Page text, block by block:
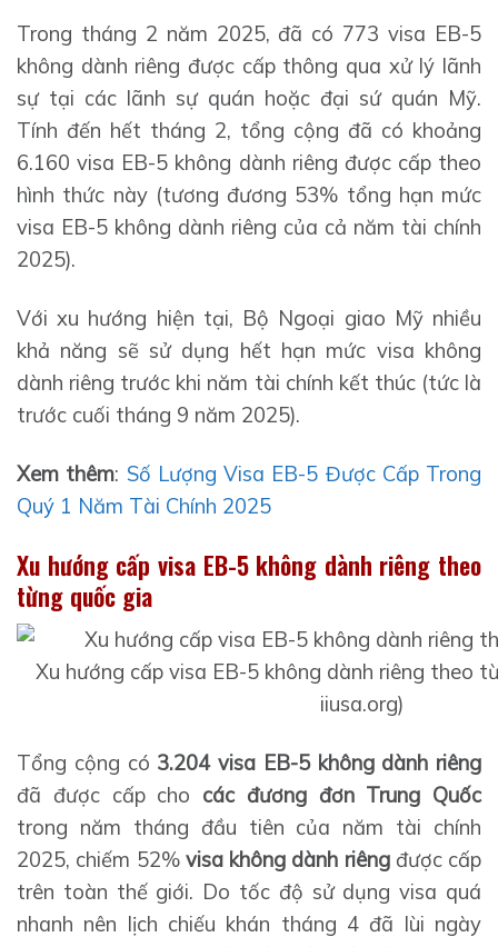
Trong tháng 2 năm 2025, đã có 773 visa EB-5
không dành riêng được cấp thông qua xử lý lãnh
sự tại các lãnh sự quán hoặc đại sứ quán Mỹ.
Tính đến hết tháng 2, tổng cộng đã có khoảng
6.160 visa EB-5 không dành riêng được cấp theo
hình thức này (tương đương 53% tổng hạn mức
visa EB-5 không dành riêng của cả năm tài chính
2025).
Với xu hướng hiện tại, Bộ Ngoại giao Mỹ nhiều
khả năng sẽ sử dụng hết hạn mức visa không
dành riêng trước khi năm tài chính kết thúc (tức là
trước cuối tháng 9 năm 2025).
Xem thêm: Số Lượng Visa EB-5 Được Cấp Trong
Quý 1 Năm Tài Chính 2025
Xu hướng cấp visa EB-5 không dành riêng theo
từng quốc gia
Xu hướng cấp visa EB-5 không dành riêng theo
iiusa.org)
Tổng cộng có 3.204 visa EB-5 không dành riêng
đã được cấp cho các đương đơn Trung Quốc
trong năm tháng đầu tiên của năm tài chính
2025, chiếm 52% visa không dành riêngđược cấp
trên toàn thế giới. Do tốc độ sử dụng visa quá
nhanh nên lịch chiếu khán tháng 4 đã lùi ngày